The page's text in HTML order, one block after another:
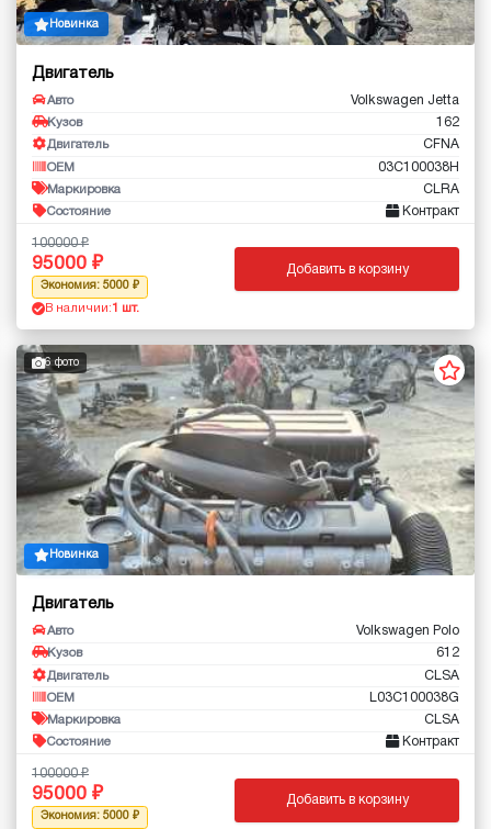
Новинка
Двигатель
Авто Volkswagen Jetta
Кузов 162
Двигатель CFNA
OEM 03С100038H
Маркировка CLRA
Состояние Контракт
100000
95000
Экономия: 5000
В наличии: 1 шт.
Добавить в корзину
6 фото
Новинка
Двигатель
Авто Volkswagen Polo
Кузов 612
Двигатель CLSA
OEM L03C100038G
Маркировка CLSA
Состояние Контракт
100000
95000
Экономия: 5000
Добавить в корзину